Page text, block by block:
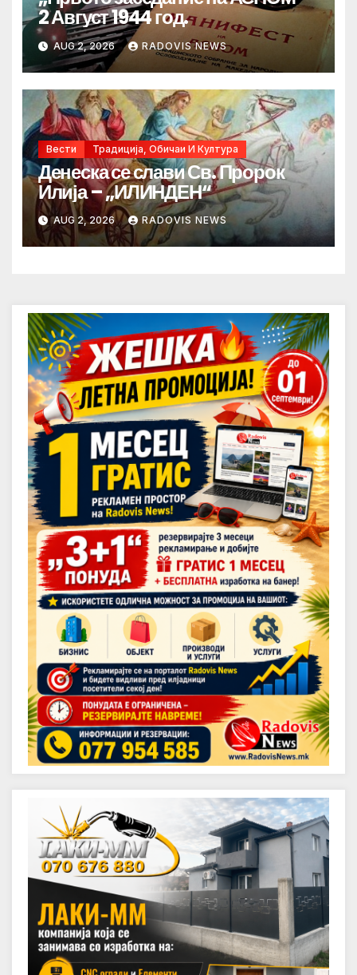
2 Август 1944 год.
AUG 2, 2026 RADOVIS NEWS
Вести Традиција, Обичаи И Култура
Денеска се слави Св. Пророк
Илија – „ИЛИНДЕН“
AUG 2, 2026 RADOVIS NEWS